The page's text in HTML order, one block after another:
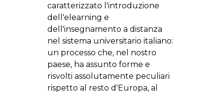
caratterizzato l'introduzione
dell'elearning e
dell'insegnamento a distanza
nel sistema universitario italiano:
un processo che, nel nostro
paese, ha assunto forme e
risvolti assolutamente peculiari
rispetto al resto d'Europa, al